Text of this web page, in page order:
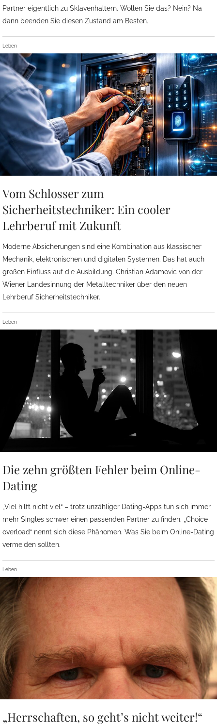
Partner eigentlich zu Sklavenhaltern. Wollen Sie das? Nein? Na
dann beenden Sie diesen Zustand am Besten.
Leben
Vom Schlosser zum
Sicherheitstechniker: Ein cooler
Lehrberuf mit Zukunft
Moderne Absicherungen sind eine Kombination aus klassischer
Mechanik, elektronischen und digitalen Systemen. Das hat auch
großen Einfluss auf die Ausbildung. Christian Adamovic von der
Wiener Landesinnung der Metalltechniker über den neuen
Lehrberuf Sicherheitstechniker.
Leben
Die zehn größten Fehler beim Online-
Dating
„Viel hilft nicht viel“ – trotz unzähliger Dating-Apps tun sich immer
mehr Singles schwer einen passenden Partner zu finden. „Choice
overload“ nennt sich diese Phänomen. Was Sie beim Online-Dating
vermeiden sollten.
Leben
„Herrschaften, so geht’s nicht weiter!“